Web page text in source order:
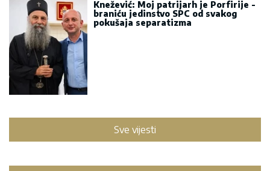
Knežević: Moj patrijarh je Porfirije -
braniću jedinstvo SPC od svakog
pokušaja separatizma
Sve vijesti